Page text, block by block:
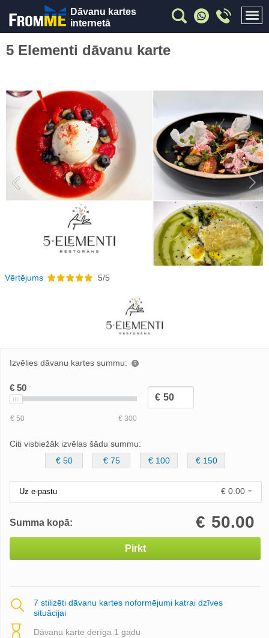
Dāvanu kartes
internetā
5 Elementi dāvanu karte
Previous
Vērtējums 5/5
Izvēlies dāvanu kartes summu:
Citi visbiežāk izvēlas šādu summu:
€ 50
€ 75 € 100 € 150
Uz e-pastu € 0.00
Summa kopā: 50.00
€
Pirkt
7 stilizēti dāvanu kartes noformējumi katrai dzīves
situācijai
Dāvanu karte derīga 1 gadu